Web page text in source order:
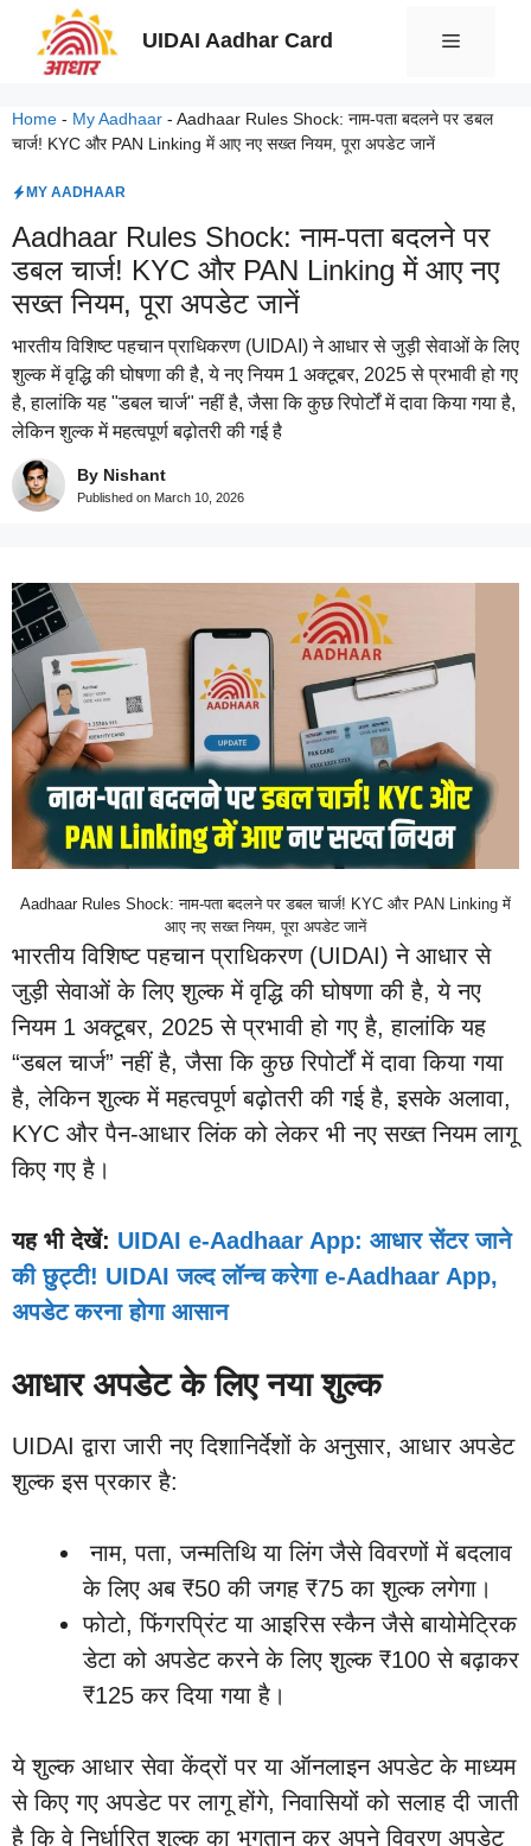
UIDAI Aadhar Card Menu
Home - My Aadhaar - Aadhaar Rules Shock: नाम-पता बदलने पर डबल
चार्ज! KYC और PAN Linking में आए नए सख्त नियम, पूरा अपडेट जानें
MY AADHAAR
Aadhaar Rules Shock: नाम-पता बदलने पर
डबल चार्ज! KYC और PAN Linking में आए नए
सख्त नियम, पूरा अपडेट जानें
भारतीय विशिष्ट पहचान प्राधिकरण (UIDAI) ने आधार से जुड़ी सेवाओं के लिए
शुल्क में वृद्धि की घोषणा की है, ये नए नियम 1 अक्टूबर, 2025 से प्रभावी हो गए
है, हालांकि यह "डबल चार्ज" नहीं है, जैसा कि कुछ रिपोर्टों में दावा किया गया है,
लेकिन शुल्क में महत्वपूर्ण बढ़ोतरी की गई है
By Nishant
Published on March 10, 2026
Aadhaar Rules Shock: नाम-पता बदलने पर डबल चार्ज! KYC और PAN Linking में
आए नए सख्त नियम, पूरा अपडेट जानें
भारतीय विशिष्ट पहचान प्राधिकरण (UIDAI) ने आधार से
जुड़ी सेवाओं के लिए शुल्क में वृद्धि की घोषणा की है, ये नए
नियम 1 अक्टूबर, 2025 से प्रभावी हो गए है, हालांकि यह
“डबल चार्ज” नहीं है, जैसा कि कुछ रिपोर्टों में दावा किया गया
है, लेकिन शुल्क में महत्वपूर्ण बढ़ोतरी की गई है, इसके अलावा,
KYC और पैन-आधार लिंक को लेकर भी नए सख्त नियम लागू
किए गए है।
यह भी देखें: UIDAI e-Aadhaar App: आधार सेंटर जाने
की छुट्टी! UIDAI जल्द लॉन्च करेगा e-Aadhaar App,
अपडेट करना होगा आसान
आधार अपडेट के लिए नया शुल्क
UIDAI द्वारा जारी नए दिशानिर्देशों के अनुसार, आधार अपडेट
शुल्क इस प्रकार है:
नाम, पता, जन्मतिथि या लिंग जैसे विवरणों में बदलाव
के लिए अब ₹50 की जगह ₹75 का शुल्क लगेगा।
फोटो, फिंगरप्रिंट या आइरिस स्कैन जैसे बायोमेट्रिक
डेटा को अपडेट करने के लिए शुल्क ₹100 से बढ़ाकर
₹125 कर दिया गया है।
ये शुल्क आधार सेवा केंद्रों पर या ऑनलाइन अपडेट के माध्यम
से किए गए अपडेट पर लागू होंगे, निवासियों को सलाह दी जाती
है कि वे निर्धारित शुल्क का भुगतान कर अपने विवरण अपडेट